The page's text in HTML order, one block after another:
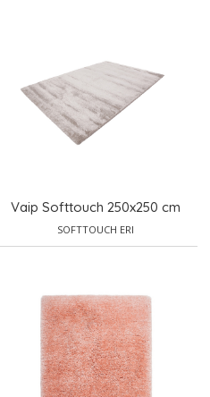
Vaip Softtouch 250x250 cm
SOFTTOUCH ERI